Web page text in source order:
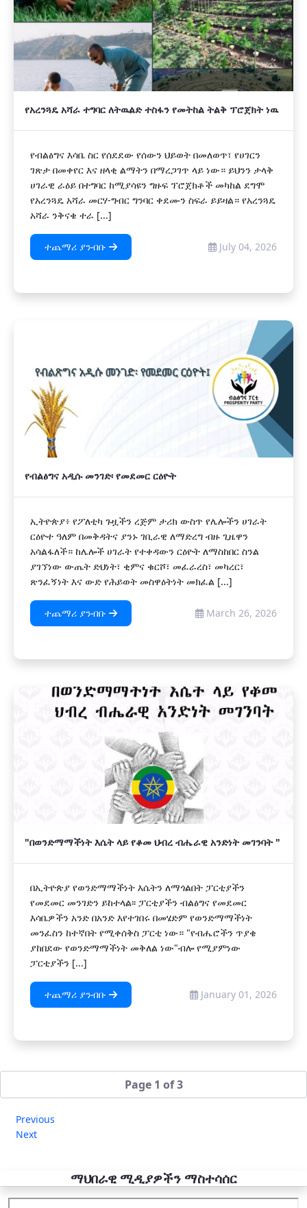
የአረንጓዴ አሻራ ተግባር ለትዉልድ ተስፋን የመትከል ትልቅ ፕሮጀክት ነዉ
የብልፅግና እሳቤ ስር የሰደደው የሰውን ህይወት በመለወጥ፣ የሀገርን
ገጽታ በመቀየር እና ዘላቂ ልማትን በማረጋገጥ ላይ ነው። ይህንን ታላቅ
ሀገራዊ ራዕይ በተግባር ከሚያሳዩን ግዙፍ ፕሮጀክቶች መካከል ደግሞ
የአረንጓዴ አሻራ መርሃ-ግብር ግንባር ቀደሙን ስፍራ ይይዛል። የአረንጓዴ
አሻራ ንቅናቄ ተራ [...]
ተጨማሪ ያንብቡ July 04, 2026
የብልፅግና አዲሱ መንገድ፡ የመደመር ርዕዮት
ኢትዮጵያ፥ የፖለቲካ ጉዟችን ረጅም ታሪክ ውስጥ የሌሎችን ሀገራት
ርዕዮተ ዓለም በመቅዳትና ያንኑ ገቢራዊ ለማድረግ ብዙ ጊዜዋን
አሳልፋለች። ከሌሎች ሀገራት የተቀዳውን ርዕዮት ለማስከበር ስንል
ያገኘነው ውጤት ድህነት፣ ቂምና ቁርሾ፣ መፈራረስ፣ መካረር፣
ጽንፈኝነት እና ውድ የሕይወት መስዋዕትነት መክፈል [...]
ተጨማሪ ያንብቡ March 26, 2026
"በወንድማማችነት እሴት ላይ የቆመ ህብረ ብሔራዊ አንድነት መገንባት "
በኢትዮጵያ የወንድማማችነት እሴትን ለማጎልበት ፓርቲያችን
የመደመር መንገድን ይከተላል፡፡ ፓርቲያችን ብልፅግና የመደመር
እሳቤዎችን አንድ በአንድ እየተገበሩ በመሄድም የወንድማማችነት
መንፈስን ከተኛበት የሚቀሰቅስ ፓርቲ ነው። "የብሔሮችን ጥያቄ
ያከበደው የወንድማማችነት መቅለል ነው"ብሎ የሚያምነው
ፓርቲያችን [...]
ተጨማሪ ያንብቡ January 01, 2026
Page 1 of 3
Previous
Next
ማህበራዊ ሚዲያዎችን ማስተሳሰር